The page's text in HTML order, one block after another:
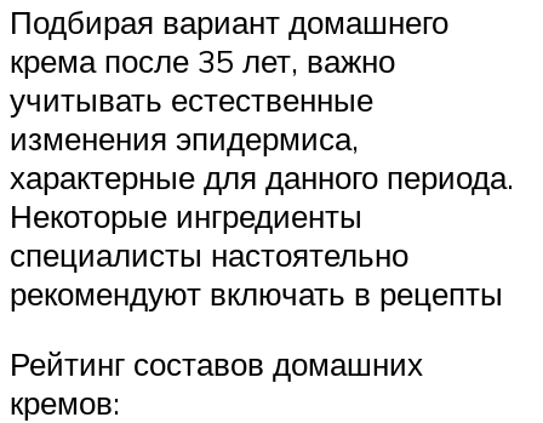
Подбирая вариант домашнего
крема после 35 лет, важно
учитывать естественные
изменения эпидермиса,
характерные для данного периода.
Некоторые ингредиенты
специалисты настоятельно
рекомендуют включать в рецепты
Рейтинг составов домашних
кремов: